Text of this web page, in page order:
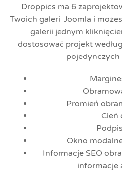
Droppics ma 6
Twoich galerii Joomla i
galerii jednym
dostosować projekt
pojedynczych
Promień
Cień
Okno
Informacje SEO
informacje